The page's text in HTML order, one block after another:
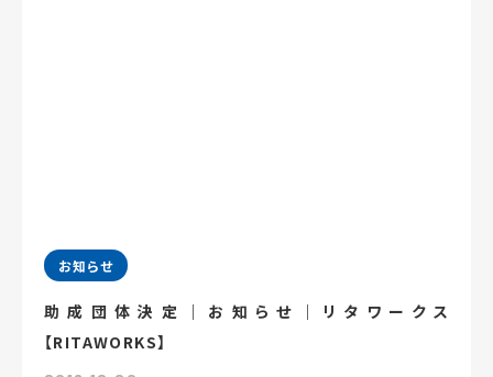
お知らせ
助成団体決定｜お知らせ｜リタワークス
【RITAWORKS】